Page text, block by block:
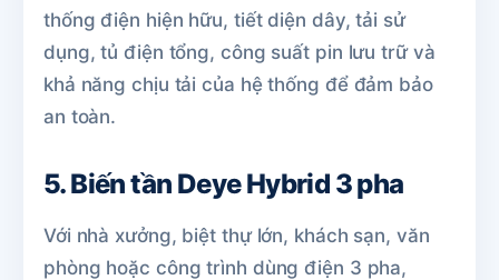
thống điện hiện hữu, tiết diện dây, tải sử
dụng, tủ điện tổng, công suất pin lưu trữ và
khả năng chịu tải của hệ thống để đảm bảo
an toàn.
5. Biến tần Deye Hybrid 3 pha
Với nhà xưởng, biệt thự lớn, khách sạn, văn
phòng hoặc công trình dùng điện 3 pha,